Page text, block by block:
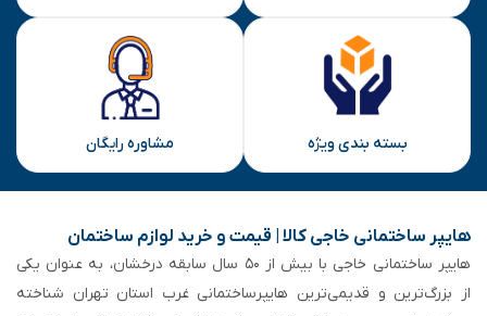
بسته بندی ویژه مشاوره رایگان
هایپر ساختمانی خاجی‌ کالا | قیمت و خرید لوازم ساختمان
هایپر ساختمانی خاجی‌ با بیش از ۵۰ سال سابقه‌ درخشان، به عنوان یکی
از بزرگ‌ترین و قدیمی‌ترین هایپرساختمانی‌ غرب استان تهران شناخته